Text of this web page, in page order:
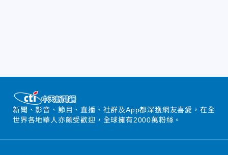
新聞、影音、節目、直播、社群及App都深獲網友喜愛，在全
世界各地華人亦頗受歡迎，全球擁有2000萬粉絲。